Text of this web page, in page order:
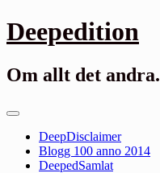
Gå
till
Deepedition
Om allt det andra.
Primär
DeepDisclaimer
Blogg 100 anno 2014
DeepedSamlat